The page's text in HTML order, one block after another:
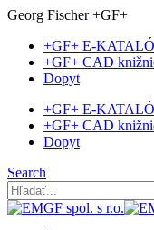
Georg Fischer +GF+
+GF+ E-
+GF+ CAD
Dopyt
+GF+ E-
+GF+ CAD
Dopyt
Search